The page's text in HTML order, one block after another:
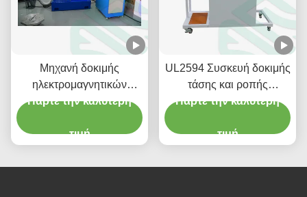
Μηχανή δοκιμής
ηλεκτρομαγνητικών
δονήσεων για φορτιστές
IEC 62752
Πάρτε την καλύτερη
τιμή
UL2594 Συσκευή δοκιμής
τάσης και ροπής
καλωδίων για πρίζες και
Πάρτε την καλύτερη
τιμή